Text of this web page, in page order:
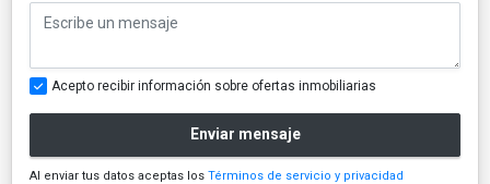
Acepto recibir información sobre ofertas inmobiliarias
Enviar mensaje
Al enviar tus datos aceptas los Términos de servicio y privacidad